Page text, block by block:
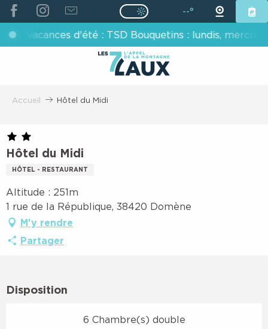
ALLER
AU
CONTENU
PRINCIPAL
Page D’accueil Actuelle Été :
Page D’accueil Actuelle
vacances d'été : TSD Bouquetins : lundis, mercredis,
--°
Accueil Hôtel du Midi
Hôtel du Midi
HÔTEL - RESTAURANT
Altitude : 251m
1 rue de la République, 38420 Domène
M'y rendre
Partager
Disposition
6 Chambre(s) double